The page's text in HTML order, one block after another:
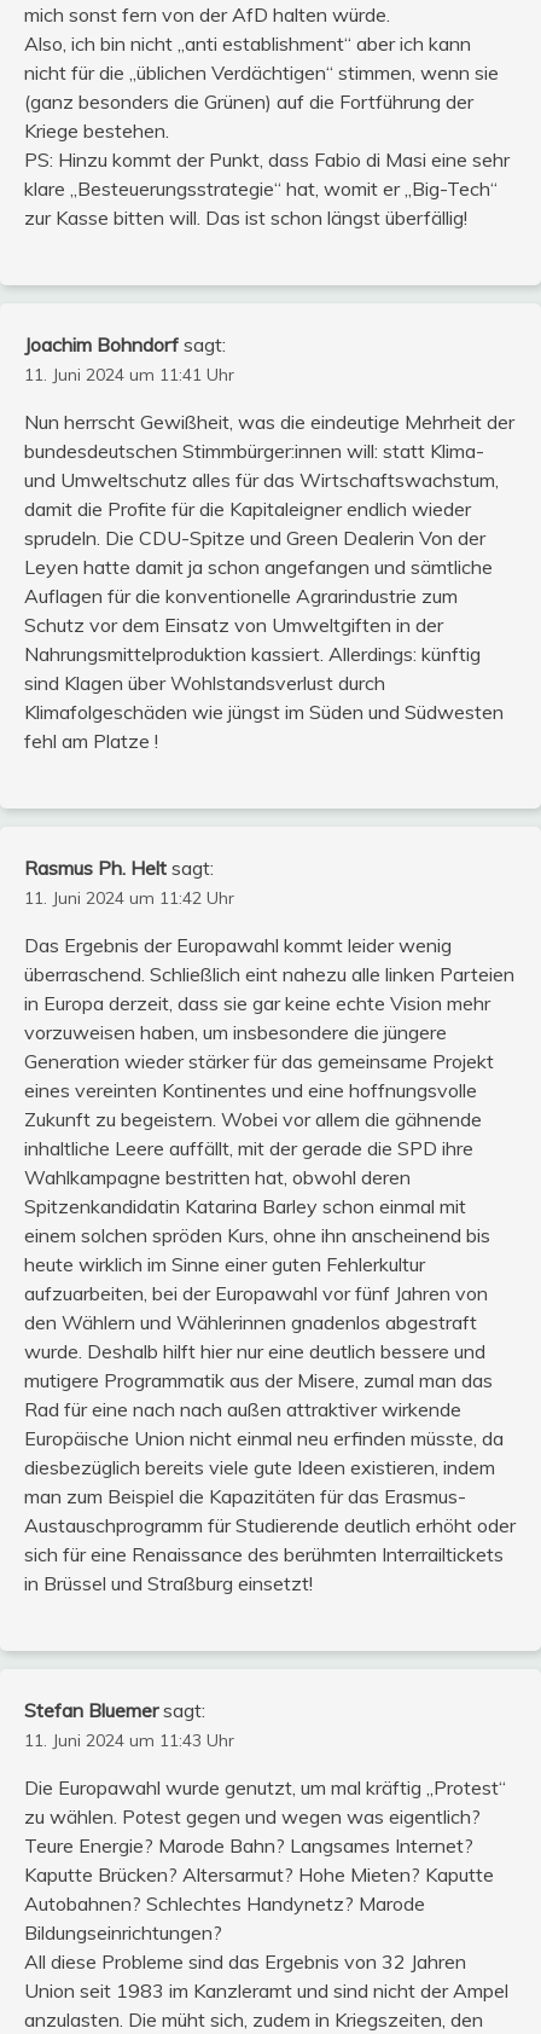
mich sonst fern von der AfD halten würde.
Also, ich bin nicht „anti establishment“ aber ich kann
nicht für die „üblichen Verdächtigen“ stimmen, wenn sie
(ganz besonders die Grünen) auf die Fortführung der
Kriege bestehen.
PS: Hinzu kommt der Punkt, dass Fabio di Masi eine sehr
klare „Besteuerungsstrategie“ hat, womit er „Big-Tech“
zur Kasse bitten will. Das ist schon längst überfällig!
Joachim Bohndorf sagt:
11. Juni 2024 um 11:41 Uhr
Nun herrscht Gewißheit, was die eindeutige Mehrheit der
bundesdeutschen Stimmbürger:innen will: statt Klima-
und Umweltschutz alles für das Wirtschaftswachstum,
damit die Profite für die Kapitaleigner endlich wieder
sprudeln. Die CDU-Spitze und Green Dealerin Von der
Leyen hatte damit ja schon angefangen und sämtliche
Auflagen für die konventionelle Agrarindustrie zum
Schutz vor dem Einsatz von Umweltgiften in der
Nahrungsmittelproduktion kassiert. Allerdings: künftig
sind Klagen über Wohlstandsverlust durch
Klimafolgeschäden wie jüngst im Süden und Südwesten
fehl am Platze !
Rasmus Ph. Helt sagt:
11. Juni 2024 um 11:42 Uhr
Das Ergebnis der Europawahl kommt leider wenig
überraschend. Schließlich eint nahezu alle linken Parteien
in Europa derzeit, dass sie gar keine echte Vision mehr
vorzuweisen haben, um insbesondere die jüngere
Generation wieder stärker für das gemeinsame Projekt
eines vereinten Kontinentes und eine hoffnungsvolle
Zukunft zu begeistern. Wobei vor allem die gähnende
inhaltliche Leere auffällt, mit der gerade die SPD ihre
Wahlkampagne bestritten hat, obwohl deren
Spitzenkandidatin Katarina Barley schon einmal mit
einem solchen spröden Kurs, ohne ihn anscheinend bis
heute wirklich im Sinne einer guten Fehlerkultur
aufzuarbeiten, bei der Europawahl vor fünf Jahren von
den Wählern und Wählerinnen gnadenlos abgestraft
wurde. Deshalb hilft hier nur eine deutlich bessere und
mutigere Programmatik aus der Misere, zumal man das
Rad für eine nach nach außen attraktiver wirkende
Europäische Union nicht einmal neu erfinden müsste, da
diesbezüglich bereits viele gute Ideen existieren, indem
man zum Beispiel die Kapazitäten für das Erasmus-
Austauschprogramm für Studierende deutlich erhöht oder
sich für eine Renaissance des berühmten Interrailtickets
in Brüssel und Straßburg einsetzt!
Stefan Bluemer sagt:
11. Juni 2024 um 11:43 Uhr
Die Europawahl wurde genutzt, um mal kräftig „Protest“
zu wählen. Potest gegen und wegen was eigentlich?
Teure Energie? Marode Bahn? Langsames Internet?
Kaputte Brücken? Altersarmut? Hohe Mieten? Kaputte
Autobahnen? Schlechtes Handynetz? Marode
Bildungseinrichtungen?
All diese Probleme sind das Ergebnis von 32 Jahren
Union seit 1983 im Kanzleramt und sind nicht der Ampel
anzulasten. Die müht sich, zudem in Kriegszeiten, den